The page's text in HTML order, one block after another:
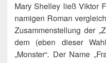
Mary Shel­ley ließ Vik­tor
na­mi­gen Roman
Zusam­men­stel­lung der
dem (eben die­ser
„Mons­ter“. Der Name